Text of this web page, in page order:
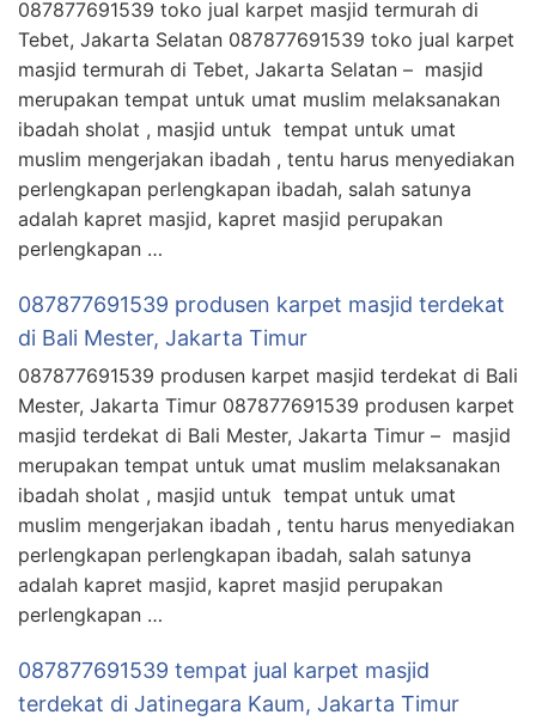
087877691539 toko jual karpet masjid termurah di
Tebet, Jakarta Selatan 087877691539 toko jual karpet
masjid termurah di Tebet, Jakarta Selatan – masjid
merupakan tempat untuk umat muslim melaksanakan
ibadah sholat , masjid untuk tempat untuk umat
muslim mengerjakan ibadah , tentu harus menyediakan
perlengkapan perlengkapan ibadah, salah satunya
adalah kapret masjid, kapret masjid perupakan
perlengkapan …
087877691539 produsen karpet masjid terdekat
di Bali Mester, Jakarta Timur
087877691539 produsen karpet masjid terdekat di Bali
Mester, Jakarta Timur 087877691539 produsen karpet
masjid terdekat di Bali Mester, Jakarta Timur – masjid
merupakan tempat untuk umat muslim melaksanakan
ibadah sholat , masjid untuk tempat untuk umat
muslim mengerjakan ibadah , tentu harus menyediakan
perlengkapan perlengkapan ibadah, salah satunya
adalah kapret masjid, kapret masjid perupakan
perlengkapan …
087877691539 tempat jual karpet masjid
terdekat di Jatinegara Kaum, Jakarta Timur